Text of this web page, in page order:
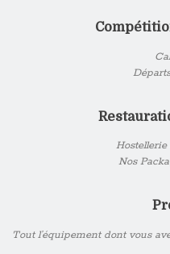
Nos
Tout l’équipement dont vous